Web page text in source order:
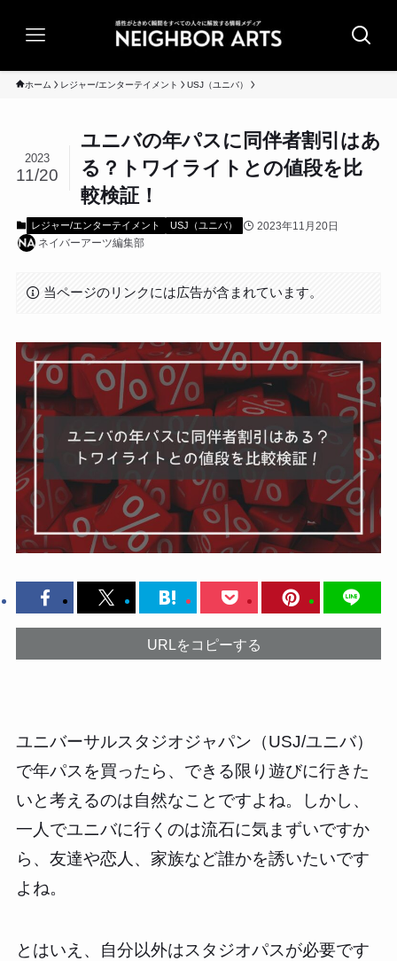
ホーム レジャー/エンターテイメント USJ（ユニバ）
ユニバの年パスに同伴者割引はあ
る？トワイライトとの値段を比
較検証！
2023
11/20
レジャー/エンターテイメント USJ（ユニバ）
2023年11月20日
ネイバーアーツ編集部
当ページのリンクには広告が含まれています。
URLをコピーする
ユニバーサルスタジオジャパン（USJ/ユニバ）
で年パスを買ったら、できる限り遊びに行きた
いと考えるのは自然なことですよね。しかし、
一人でユニバに行くのは流石に気まずいですか
ら、友達や恋人、家族など誰かを誘いたいです
よね。
とはいえ、自分以外はスタジオパスが必要です